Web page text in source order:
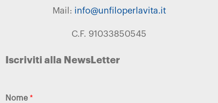
Mail: info@unfiloperlavita.it
C.F. 91033850545
Iscriviti alla NewsLetter
Nome*